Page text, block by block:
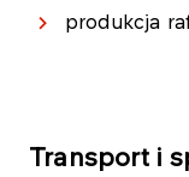
produkcja
Transport i